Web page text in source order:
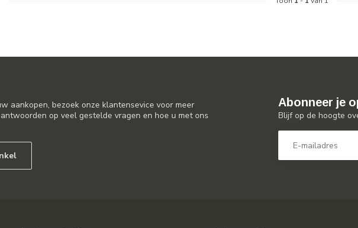
aankopen, bezoek onze klantensevice voor meer
op veel gestelde vragen en hoe u met ons
Abonneer je
Blijf op de hoogte